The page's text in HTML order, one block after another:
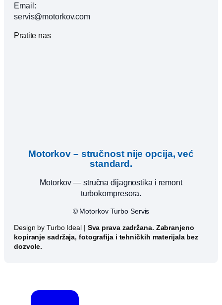
Email:
servis@motorkov.com
Pratite nas
Motorkov – stručnost nije opcija, već
standard.
Motorkov — stručna dijagnostika i remont
turbokompresora.
© Motorkov Turbo Servis
Design by Turbo Ideal | Sva prava zadržana. Zabranjeno
kopiranje sadržaja, fotografija i tehničkih materijala bez
dozvole.